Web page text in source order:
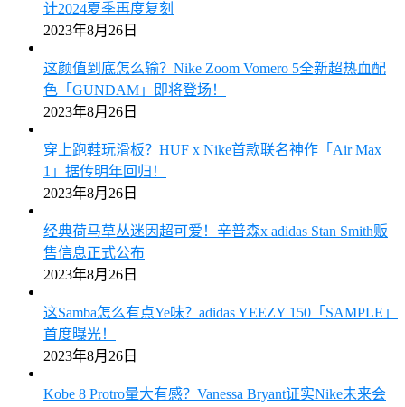
计2024夏季再度复刻
2023年8月26日
这颜值到底怎么输？Nike Zoom Vomero 5全新超热血配
色「GUNDAM」即将登场！
2023年8月26日
穿上跑鞋玩滑板？HUF x Nike首款联名神作「Air Max
1」据传明年回归！
2023年8月26日
经典荷马草丛迷因超可爱！辛普森x adidas Stan Smith贩
售信息正式公布
2023年8月26日
这Samba怎么有点Ye味？adidas YEEZY 150「SAMPLE」
首度曝光！
2023年8月26日
Kobe 8 Protro量大有感？Vanessa Bryant证实Nike未来会